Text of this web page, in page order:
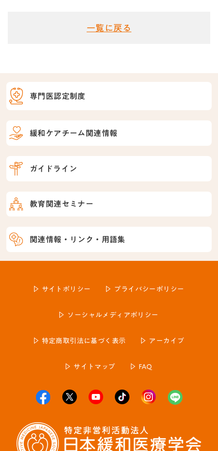
専門医認定制度
緩和ケアチーム関連情報
ガイドライン
教育関連セミナー
関連情報・リンク・用語集
一覧に戻る
サイトポリシー プライバシーポリシー
ソーシャルメディアポリシー
特定商取引法に基づく表示 アーカイブ
サイトマップ FAQ